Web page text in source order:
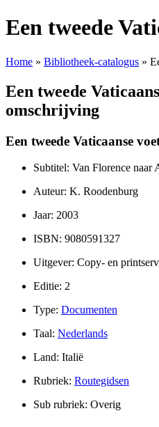
Een tweede
Home » Bibliotheek-catalogus »
Een tweede
omschrijving
Een tweede Vaticaanse
Subtitel: Van Florence naar
Auteur: K. Roodenburg
Jaar: 2003
ISBN: 9080591327
Uitgever: Copy- en
Editie: 2
Type: Documenten
Taal: Nederlands
Land: Italië
Rubriek: Routegidsen
Sub rubriek: Overig